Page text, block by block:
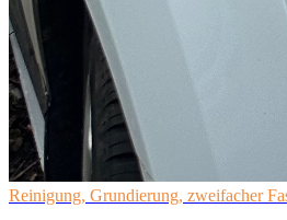
Reinigung, Grundierung, zweifacher